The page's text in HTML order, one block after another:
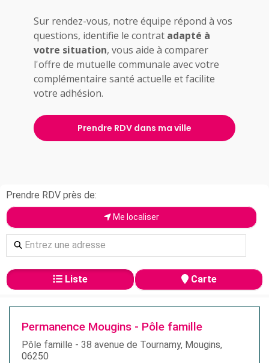
Sur rendez-vous, notre équipe répond à vos
questions, identifie le contrat adapté à
votre situation, vous aide à comparer
l'offre de mutuelle communale avec votre
complémentaire santé actuelle et facilite
votre adhésion.
Prendre RDV dans ma ville
Prendre RDV près de:
Me localiser
Liste Carte
Permanence Mougins - Pôle famille
Pôle famille - 38 avenue de Tournamy, Mougins,
06250